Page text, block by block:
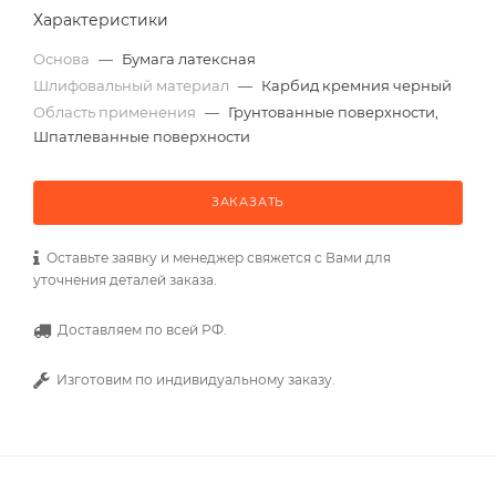
Характеристики
Основа — Бумага латексная
Шлифовальный материал — Карбид кремния черный
Область применения — Грунтованные поверхности,
Шпатлеванные поверхности
ЗАКАЗАТЬ
Оставьте заявку и менеджер свяжется с Вами для
уточнения деталей заказа.
Доставляем по всей РФ.
Изготовим по индивидуальному заказу.